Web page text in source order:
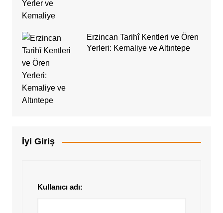
Erzincan Tarihî Kentleri ve Ören
Yerleri: Kemaliye ve Altıntepe
İyi Giriş
Kullanıcı adı: